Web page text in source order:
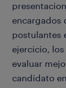
encargados
postulantes
ejercicio,
evaluar
candidato